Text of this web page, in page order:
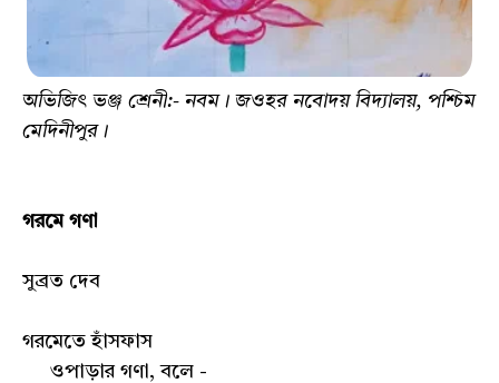
অভিজিৎ ভঞ্জ শ্রেনী:- নবম। জওহর নবোদয় বিদ্যালয়, পশ্চিম
মেদিনীপুর।
গরমে গণা
সুব্রত দেব
গরমেতে হাঁসফাস
ওপাড়ার গণা, বলে -